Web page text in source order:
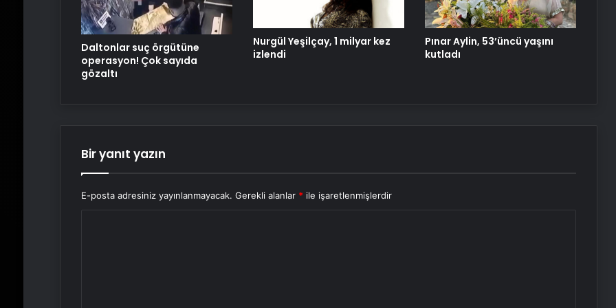
Datahost İle Güvenilir Sunucu
Hizmetleri
Daltonlar suç örgütüne
operasyon! Çok sayıda
gözaltı
Nurgül Yeşilçay, 1 milyar kez
izlendi
Pınar Aylin, 53’üncü yaşını
kutladı
Bir yanıt yazın
E-posta adresiniz yayınlanmayacak. Gerekli alanlar * ile işaretlenmişlerdir